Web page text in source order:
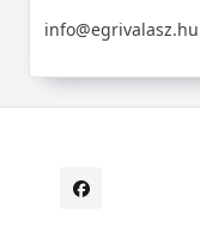
Egrivalasz
info@egrivalasz.hu